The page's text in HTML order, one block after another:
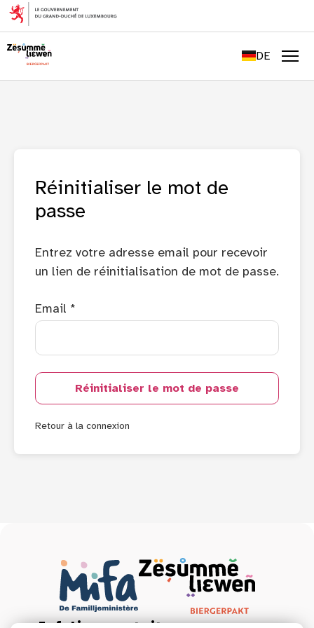
DE
LU
Réinitialiser le mot de
passe
Entrez votre adresse email pour recevoir
un lien de réinitialisation de mot de passe.
Email *
Réinitialiser le mot de passe
Retour à la connexion